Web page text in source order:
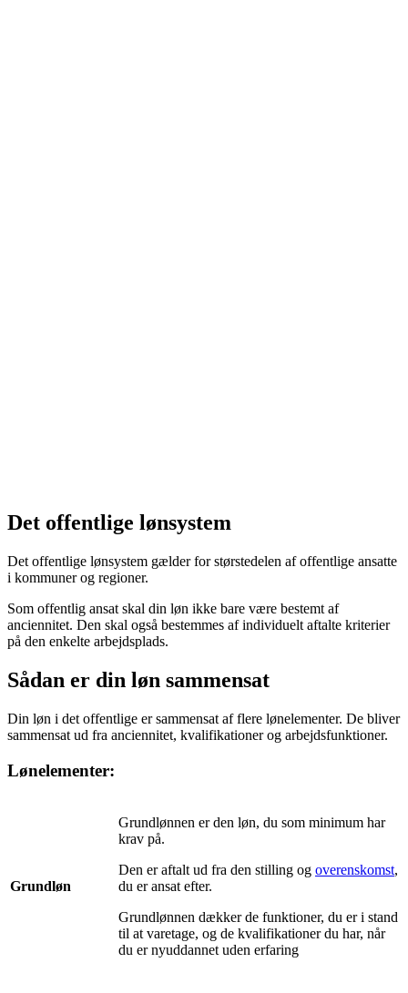
Det offentlige lønsystem
Det offentlige lønsystem gælder for størstedelen af offentlige ansatte
i kommuner og regioner.
Som offentlig ansat skal din løn ikke bare være bestemt af
anciennitet. Den skal også bestemmes af individuelt aftalte kriterier
på den enkelte arbejdsplads.
Sådan er din løn sammensat
Din løn i det offentlige er sammensat af flere lønelementer. De bliver
sammensat ud fra anciennitet, kvalifikationer og arbejdsfunktioner.
Lønelementer:
Grundløn
Grundlønnen er den løn, du som minimum har
krav på.
Den er aftalt ud fra den stilling og overenskomst,
du er ansat efter.
Grundlønnen dækker de funktioner, du er i stand
til at varetage, og de kvalifikationer du har, når
du er nyuddannet uden erfaring